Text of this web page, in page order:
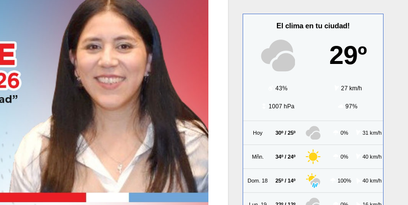
El clima en tu ciudad!
29º
43% 27 km/h
1007 hPa 97%
Hoy 30º / 25º 0% 31 km/h
Mñn. 34º / 24º 0% 40 km/h
Dom. 18 25º / 14º 100% 40 km/h